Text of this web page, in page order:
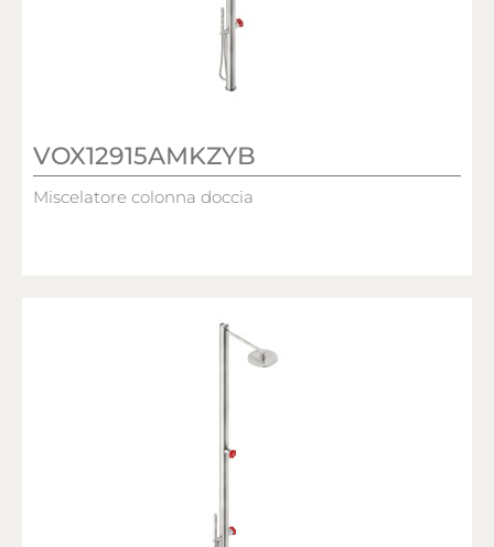
VOX12915AMKZYB
Miscelatore colonna doccia